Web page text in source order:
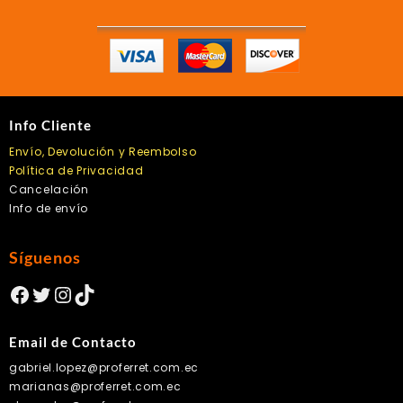
Info Cliente
Envío, Devolución y Reembolso
Política de Privacidad
Cancelación
Info de envío
Síguenos
Facebook
Twitter
Instagram
TikTok
Email de Contacto
gabriel.lopez@proferret.com.ec
marianas@proferret.com.ec